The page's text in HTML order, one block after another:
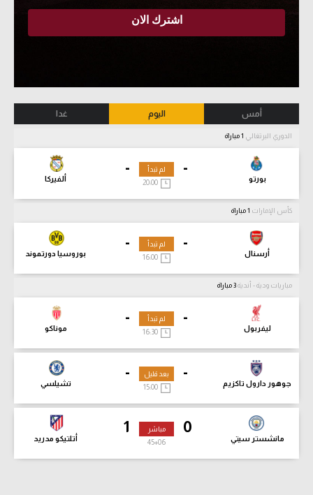
أمس اليوم غدا
الدوري البرتغالي
-
بورتو
-
ألفيركا
لم تبدأ
كأس الإمارات
-
أرسنال
-
بوروسيا دورتموند
لم تبدأ
مباريات ودية - أندية
-
ليفربول
-
موناكو
لم تبدأ
-
جوهور دارول تاكزيم
-
تشيلسي
بعد قليل
15:00
0
مانشستر سيتي
1
أتلتيكو مدريد
مباشر
45+06